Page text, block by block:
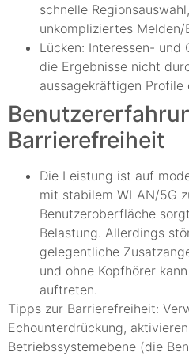
schnelle
unkompliziertes Melden/
Lücken: Interessen-
die Ergebnisse nicht
aussagekräftigen Profile
Barrierefreiheit
Die Leistung ist auf
mit stabilem WLAN/5G
Benutzeroberfläche
Belastung. Allerdings
gelegentliche
und ohne Kopfhörer
auftreten.
Tipps zur Barrierefreiheit:
Echounterdrückung,
Betriebssystemebene (die